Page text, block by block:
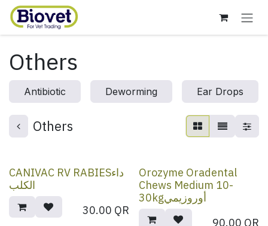
Skip to Content
Others
Antibiotic Deworming Ear Drops
Others
CANIVAC RV RABIESداء
الكلب
30.00 QR
Orozyme Oradental
Chews Medium 10-
30kgأوروزيمي
90.00 QR